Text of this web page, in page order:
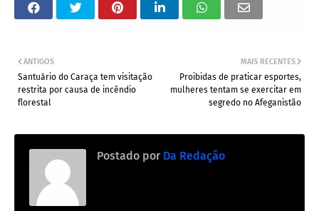
MAIS RECENTES
Proibidas de praticar esportes,
mulheres tentam se exercitar em
segredo no Afeganistão
ANTIGOS
Santuário do Caraça tem visitação
restrita por causa de incêndio
florestal
Postado por Da Redação